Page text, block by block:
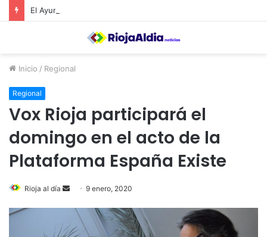
Inicio / Regional
Regional
Vox Rioja participará el
domingo en el acto de la
Plataforma España Existe
Rioja al día
d
9 enero, 2020